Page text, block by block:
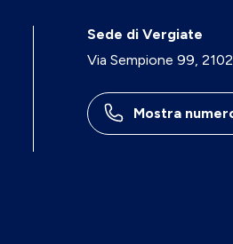
Sede di Vergiate
Via Sempione 99,
Mostra